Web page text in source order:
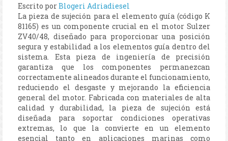
Escrito porBlogeri Adriadiesel
La pieza de sujeción para el elemento guía (código K
81165) es un componente crucial en el motor Sulzer
ZV40/48, diseñado para proporcionar una posición
segura y estabilidad a los elementos guía dentro del
sistema. Esta pieza de ingeniería de precisión
garantiza que los componentes permanezcan
correctamente alineados durante el funcionamiento,
reduciendo el desgaste y mejorando la eficiencia
general del motor. Fabricada con materiales de alta
calidad y durabilidad, la pieza de sujeción está
diseñada para soportar condiciones operativas
extremas, lo que la convierte en un elemento
esencial tanto en aplicaciones marinas como